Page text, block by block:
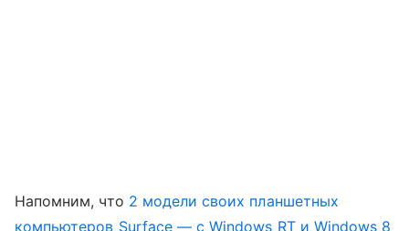
Напомним, что 2 модели своих планшетных
компьютеров Surface — c Windows RT и Windows 8